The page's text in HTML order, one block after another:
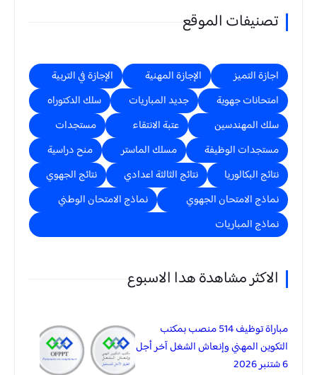
تصنيفات الموقع
اجازة التميز الإجازة المهنية
الإجازة في التربية
امتحانات جهوية
جديد المباريات
سلك الدكتوراه
سلك المهندسين
عتبة الانتقاء
مستجدات
مستجدات الوظيفة
مسلك الماستر
منح دراسية
نتائج البكالوريا
نتائج الثالثة اعدادي
نتائج الجهوي
نماذج الامتحان الجهوي
نماذج الامتحان الوطني
نماذج المباريات
الاكثر مشاهدة هدا الاسبوع
مباراة توظيف 514 منصب بمكتب
التكوين المهني وإنعاش الشغل آخر أجل
6 شتنبر 2026